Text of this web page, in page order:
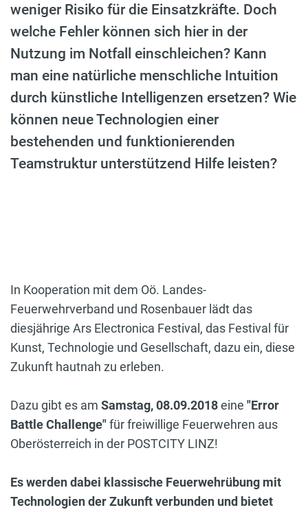
weniger Risiko für die Einsatzkräfte. Doch
welche Fehler können sich hier in der
Nutzung im Notfall einschleichen? Kann
man eine natürliche menschliche Intuition
durch künstliche Intelligenzen ersetzen? Wie
können neue Technologien einer
bestehenden und funktionierenden
Teamstruktur unterstützend Hilfe leisten?
In Kooperation mit dem Oö. Landes-
Feuerwehrverband und Rosenbauer lädt das
diesjährige Ars Electronica Festival, das Festival für
Kunst, Technologie und Gesellschaft, dazu ein, diese
Zukunft hautnah zu erleben.
Dazu gibt es am Samstag, 08.09.2018eine "Error
Battle Challenge"für freiwillige Feuerwehren aus
Oberösterreich in der POSTCITY LINZ!
Es werden dabei klassische Feuerwehrübung mit
Technologien der Zukunft verbunden und bietet